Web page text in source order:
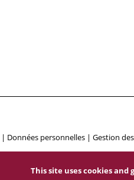
| Données personnelles | Gestion
This site uses cookies